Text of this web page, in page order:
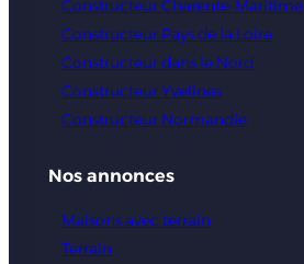
Constructeur Charente-Maritime
Constructeur Pays de la Loire
Constructeur dans le Nord
Constructeur Yvelines
Constructeur Normandie
Nos annonces
Maisons avec terrain
Terrain